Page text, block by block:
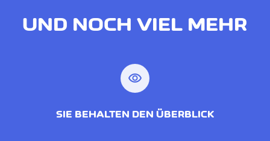
UND NOCH VIEL MEHR
visibility
SIE BEHALTEN DEN ÜBERBLICK